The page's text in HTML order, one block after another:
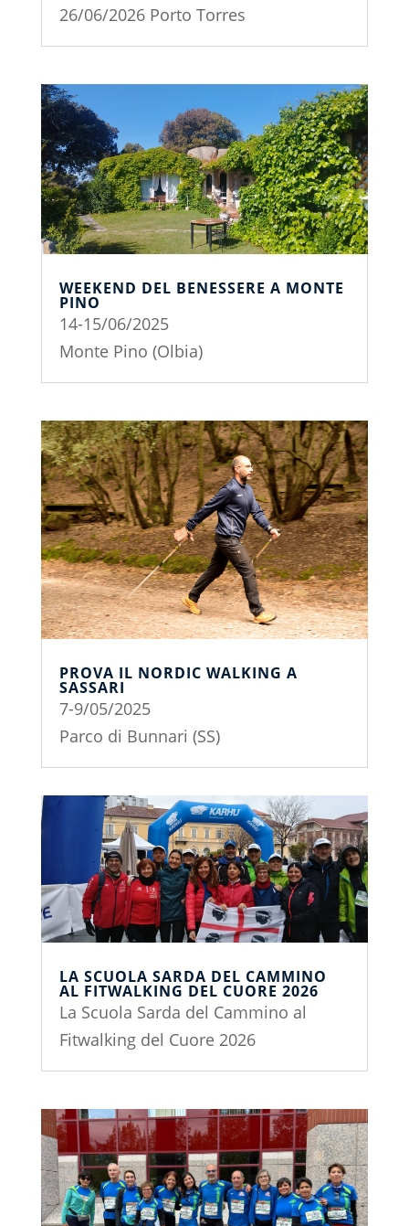
26/06/2026 Porto Torres
WEEKEND DEL BENESSERE A MONTE
PINO
14-15/06/2025
Monte Pino (Olbia)
PROVA IL NORDIC WALKING A
SASSARI
7-9/05/2025
Parco di Bunnari (SS)
LA SCUOLA SARDA DEL CAMMINO
AL FITWALKING DEL CUORE 2026
La Scuola Sarda del Cammino al
Fitwalking del Cuore 2026